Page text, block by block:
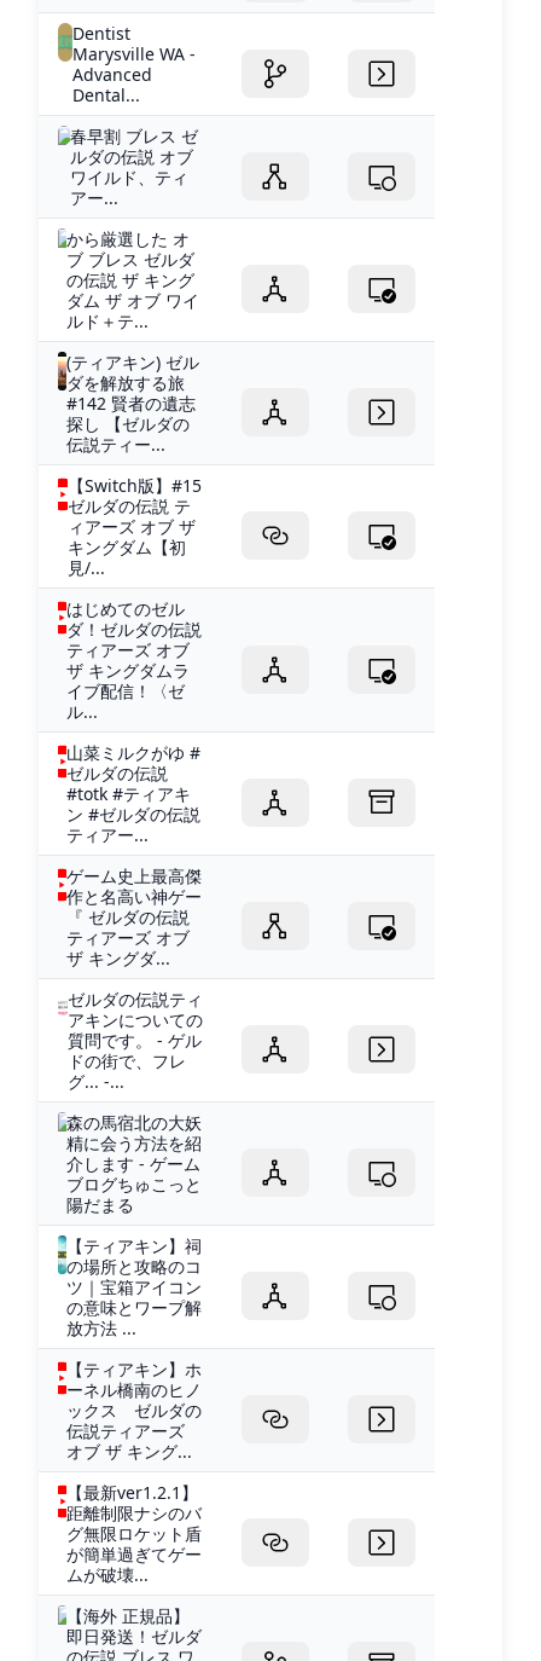
Dentist
Marysville WA -
Advanced
Dental...
春早割 ブレス ゼ
ルダの伝説 オブ
ワイルド、ティ
アー...
から厳選した オ
ブ ブレス ゼルダ
の伝説 ザ キング
ダム ザ オブ ワイ
ルド＋テ...
(ティアキン) ゼル
ダを解放する旅
#142 賢者の遺志
探し 【ゼルダの
伝説ティー...
【Switch版】#15
ゼルダの伝説 テ
ィアーズ オブ ザ
キングダム【初
見/...
はじめてのゼル
ダ！ゼルダの伝説
ティアーズ オブ
ザ キングダムラ
イブ配信！〈ゼ
ル...
山菜ミルクがゆ #
ゼルダの伝説
#totk #ティアキ
ン #ゼルダの伝説
ティアー...
ゲーム史上最高傑
作と名高い神ゲー
『 ゼルダの伝説
ティアーズ オブ
ザ キングダ...
ゼルダの伝説ティ
アキンについての
質問です。 - ゲル
ドの街で、フレ
グ... -...
森の馬宿北の大妖
精に会う方法を紹
介します - ゲーム
ブログちゅこっと
陽だまる
【ティアキン】祠
の場所と攻略のコ
ツ｜宝箱アイコン
の意味とワープ解
放方法 ...
【ティアキン】ホ
ーネル橋南のヒノ
ックス ゼルダの
伝説ティアーズ
オブ ザ キング...
【最新ver1.2.1】
距離制限ナシのバ
グ無限ロケット盾
が簡単過ぎてゲー
ムが破壊...
【海外 正規品】
即日発送！ゼルダ